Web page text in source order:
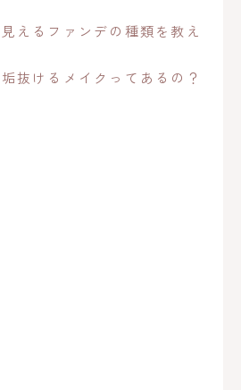
えるファンデの種類を教え
抜けるメイクってあるの？